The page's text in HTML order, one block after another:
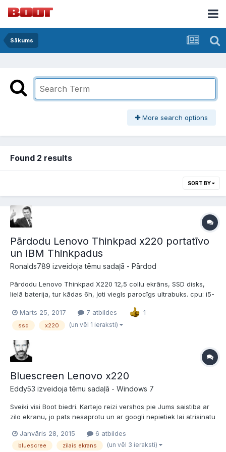
Sākums
More search options
Found 2 results
SORT BY
Pārdodu Lenovo Thinkpad x220 portatīvo
un IBM Thinkpadus
Ronalds789 izveidoja tēmu sadaļā - Pārdod
Pārdodu Lenovo Thinkpad X220 12,5 collu ekrāns, SSD disks,
lielā baterija, tur kādas 6h, ļoti viegls parocīgs ultrabuks. cpu: i5-
gb ssdbattery: 9 cell (~6h)webcam3 usb portsdisplay portvga
portsd card readerwindows 7 64bit li...
Marts 25, 2017 7 atbildes 1
ssd x220 (un vēl 1 ieraksti)
Bluescreen Lenovo x220
Eddy53 izveidoja tēmu sadaļā - Windows 7
Sveiki visi Boot biedri. Kartejo reizi vershos pie Jums saistiba ar
zilo ekranu, jo pats nesaprotu un ar googli nepietiek lai atrisinatu
netiek lietotas garumzimes, bet uz shi datora vel nav bijusi
nepiecieshamiba pec apostrof...
Janvāris 28, 2015 6 atbildes
bluescree zilais ekrans (un vēl 3 ieraksti)